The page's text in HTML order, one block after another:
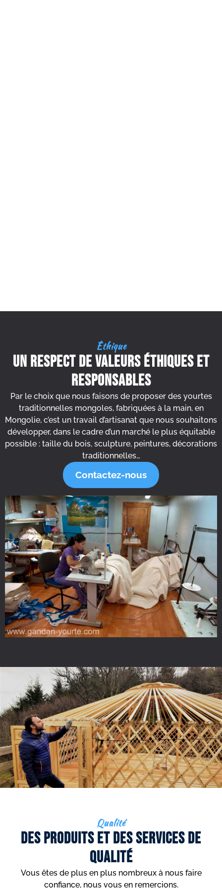
Éthique
un respect de valeurs éthiques et
responsables
Par le choix que nous faisons de proposer des yourtes
traditionnelles mongoles, fabriquées à la main, en
Mongolie, c’est un travail d’artisanat que nous souhaitons
développer, dans le cadre d’un marché le plus équitable
possible : taille du bois, sculpture, peintures, décorations
traditionnelles…
Contactez-nous
Qualité
Des produits et des services de
qualité
Vous êtes de plus en plus nombreux à nous faire
confiance, nous vous en remercions.